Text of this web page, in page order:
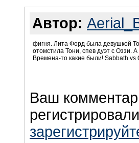
Автор:
фигня. Лита Форд была девушкой
отомстила Тони, спев дуэт с Оззи.
Времена-то какие были! Sabbath vs
Ваш